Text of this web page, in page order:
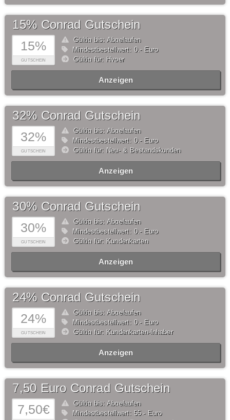
15%
GUTSCHEIN
15% Conrad Gutschein
Gültig bis: Abgelaufen
Mindestbestellwert: 0,- Euro
Gültig für: Hyper
Anzeigen
32%
GUTSCHEIN
32% Conrad Gutschein
Gültig bis: Abgelaufen
Mindestbestellwert: 0,- Euro
Gültig für: Neu- & Bestandskunden
Anzeigen
30%
GUTSCHEIN
30% Conrad Gutschein
Gültig bis: Abgelaufen
Mindestbestellwert: 0,- Euro
Gültig für: Kundenkarten
Anzeigen
24%
GUTSCHEIN
24% Conrad Gutschein
Gültig bis: Abgelaufen
Mindestbestellwert: 0,- Euro
Gültig für: Kundenkarten-Inhaber
Anzeigen
7,50€
7,50 Euro Conrad Gutschein
Gültig bis: Abgelaufen
Mindestbestellwert: 55,- Euro